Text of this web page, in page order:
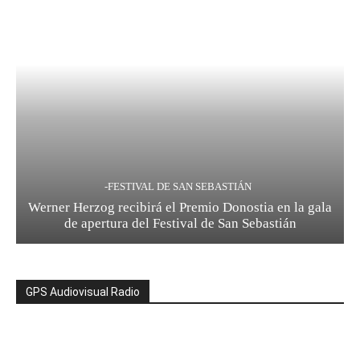
-FESTIVAL DE SAN SEBASTIÁN
Werner Herzog recibirá el Premio Donostia en la gala
de apertura del Festival de San Sebastián
GPS Audiovisual Radio